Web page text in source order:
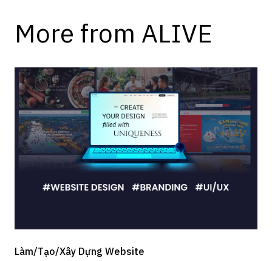
More from ALIVE
Làm/Tạo/Xây Dựng Website